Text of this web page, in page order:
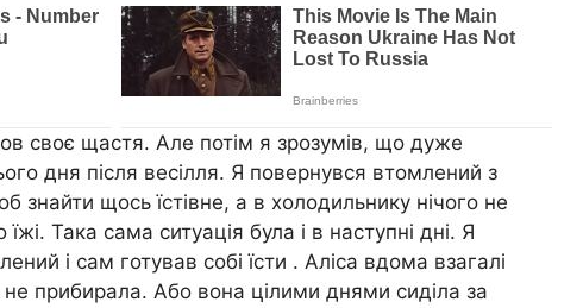
своє щастя. Але потім я зрозумів, що дуже
дня після весілля. Я повернувся втомлений з
знайти щось їстівне, а в холодильнику нічого не
Така сама ситуація була і в наступні дні. Я
і сам готував собі їсти . Аліса вдома взагалі
не прибирала. Або вона цілими днями сиділа за